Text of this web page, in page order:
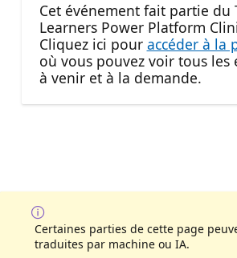
Cet événement fait partie du
Learners Power Platform
Cliquez ici pour accéder à la
où vous pouvez voir tous les
à venir et à la demande.
Certaines parties de cette page
traduites par machine ou IA.